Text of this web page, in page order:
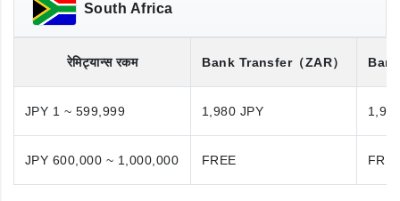
South Africa
रेमिट्यान्स रकम Bank Transfer（ZAR）
JPY 1 ~ 599,999 1,980 JPY
JPY 600,000 ~ 1,000,000 FREE